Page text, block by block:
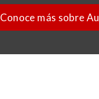
Conoce más sobre